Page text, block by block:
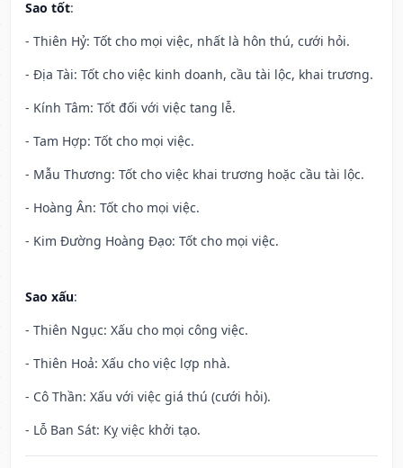
Sao tốt:
- Thiên Hỷ: Tốt cho mọi việc, nhất là hôn thú, cưới hỏi.
- Địa Tài: Tốt cho việc kinh doanh, cầu tài lộc, khai trương.
- Kính Tâm: Tốt đối với việc tang lễ.
- Tam Hợp: Tốt cho mọi việc.
- Mẫu Thương: Tốt cho việc khai trương hoặc cầu tài lộc.
- Hoàng Ân: Tốt cho mọi việc.
- Kim Đường Hoàng Đạo: Tốt cho mọi việc.
Sao xấu:
- Thiên Ngục: Xấu cho mọi công việc.
- Thiên Hoả: Xấu cho việc lợp nhà.
- Cô Thần: Xấu với việc giá thú (cưới hỏi).
- Lỗ Ban Sát: Kỵ việc khởi tạo.